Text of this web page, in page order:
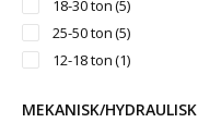
18-30 ton(5)
25-50 ton(5)
12-18 ton(1)
MEKANISK/HYDRAULISK